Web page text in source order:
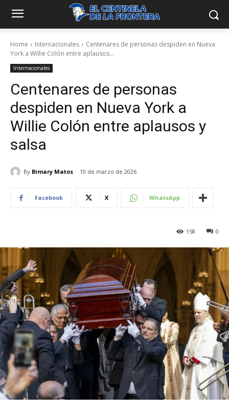
Home Internacionales
Centenares de personas despiden en Nueva
York a Willie Colón entre aplausos...
Internacionales
Centenares de personas
despiden en Nueva York a
Willie Colón entre aplausos y
salsa
By Bimary Matos 10 de marzo de 2026
Facebook X WhatsApp
0
158